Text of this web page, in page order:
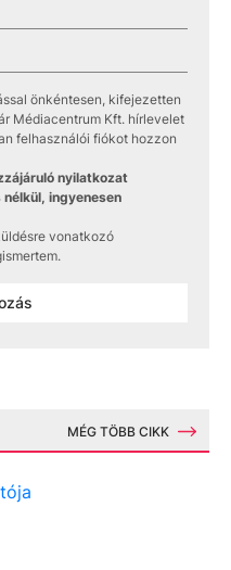
önkéntesen, kifejezetten
Médiacentrum Kft. hírlevelet
felhasználói fiókot hozzon
nyilatkozat
ingyenesen
vonatkozó
MÉG TÖBB CIKK